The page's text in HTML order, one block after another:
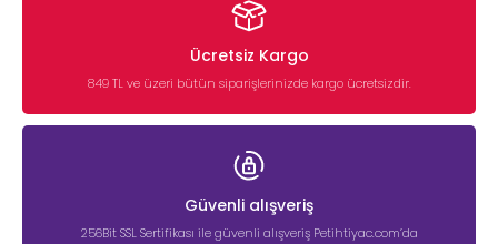
Ücretsiz Kargo
849 TL ve üzeri bütün siparişlerinizde kargo ücretsizdir.
Güvenli alışveriş
256Bit SSL Sertifikası ile güvenli alışveriş Petihtiyac.com’da